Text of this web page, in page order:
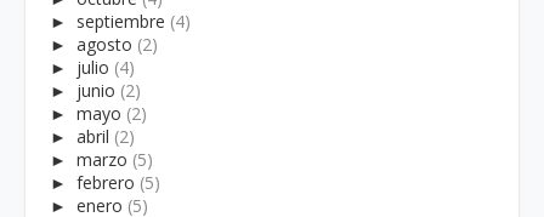
► septiembre (4)
► agosto (2)
► julio (4)
► junio (2)
► mayo (2)
► abril (2)
► marzo (5)
► febrero (5)
► enero (5)